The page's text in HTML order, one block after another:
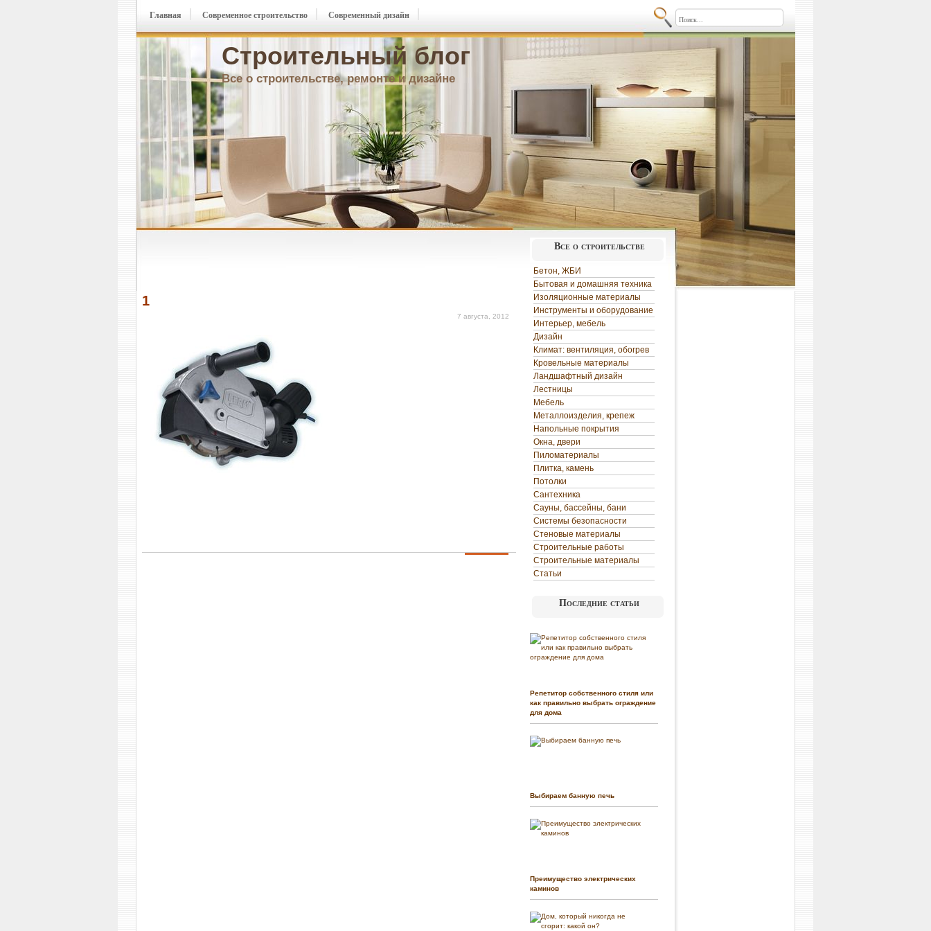
Строительный блог
Все о строительстве, ремонте и дизайне
Главная Современное строительство Современный дизайн
1
7 августа, 2012
Все о строительстве
Бетон, ЖБИ
Бытовая и домашняя техника
Изоляционные материалы
Инструменты и оборудование
Интерьер, мебель
Дизайн
Климат: вентиляция, обогрев
Кровельные материалы
Ландшафтный дизайн
Лестницы
Мебель
Металлоизделия, крепеж
Напольные покрытия
Окна, двери
Пиломатериалы
Плитка, камень
Потолки
Сантехника
Сауны, бассейны, бани
Системы безопасности
Стеновые материалы
Строительные работы
Строительные материалы
Статьи
Последние статьи
Репетитор собственного стиля или
как правильно выбрать ограждение
для дома
Выбираем банную печь
Преимущество электрических
каминов